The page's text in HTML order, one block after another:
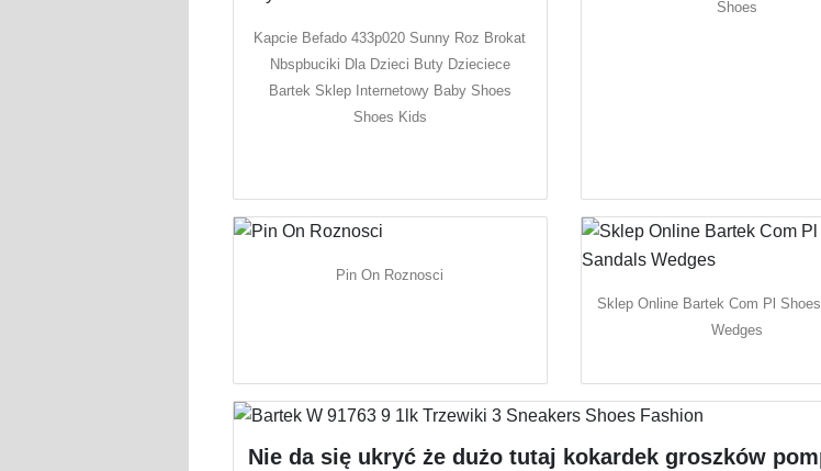
Kapcie Befado 433p020 Sunny Roz Brokat
Nbspbuciki Dla Dzieci Buty Dzieciece
Bartek Sklep Internetowy Baby Shoes
Shoes Kids
Shoes
Pin On Roznosci
Sklep Online Bartek Com Pl
Wedges
Nie da się ukryć że dużo tutaj kokardek groszków